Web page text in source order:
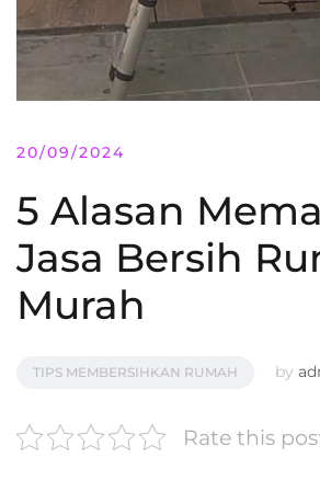
20/09/2024
5 Alasan
Jasa Bersih
Murah
TIPS MEMBERSIHKAN RUMAH by
Rate this